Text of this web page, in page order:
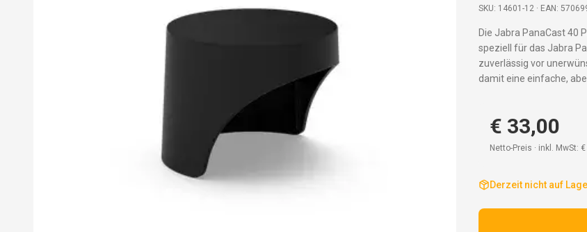
SKU: 14601-12 · EAN:
Die Jabra PanaCast 40
speziell für das Jabra
zuverlässig vor
damit eine einfache,
€ 33,00
Netto-Preis · inkl. MwSt:
Derzeit nicht auf